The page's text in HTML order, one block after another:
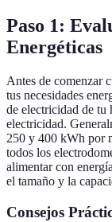
Paso 1:
Energéticas
Antes de comenzar
tus necesidades
de electricidad de tu
electricidad.
250 y 400 kWh por
todos los
alimentar con
el tamaño y la
Consejos